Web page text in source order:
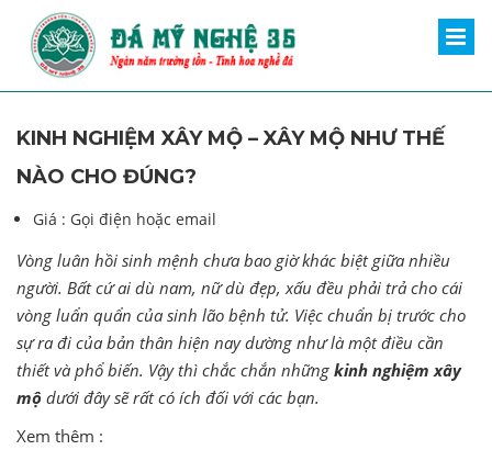
KINH NGHIỆM XÂY MỘ – XÂY MỘ NHƯ THẾ
NÀO CHO ĐÚNG?
Giá : Gọi điện hoặc email
Vòng luân hồi sinh mệnh chưa bao giờ khác biệt giữa nhiều
người. Bất cứ ai dù nam, nữ dù đẹp, xấu đều phải trả cho cái
vòng luẩn quẩn của sinh lão bệnh tử. Việc chuẩn bị trước cho
sự ra đi của bản thân hiện nay dường như là một điều cần
thiết và phổ biến. Vậy thì chắc chắn những kinh nghiệm xây
mộ dưới đây sẽ rất có ích đối với các bạn.
Xem thêm :